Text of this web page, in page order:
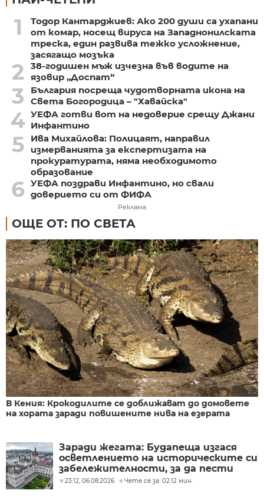
1
Тодор Кантарджиев: Ако 200 души са ухапани
от комар, носещ вируса на Западнонилската
треска, един развива тежко усложнение,
засягащо мозъка
2
38-годишен мъж изчезна във водите на
язовир „Доспат“
3
България посреща чудотворната икона на
Света Богородица – "Хавайска"
4 УЕФА готви вот на недоверие срещу Джани
Инфантино
5
Ива Михайлова: Полицаят, направил
измерванията за експертизата на
прокуратурата, няма необходимото
образование
6 УЕФА поздрави Инфантино, но свали
доверието си от ФИФА
Реклама
ОЩЕ ОТ: ПО СВЕТА
В Кения: Крокодилите се доближават до домовете
на хората заради повишените нива на езерата
Заради жегата: Будапеща изгася
осветлението на историческите си
забележителности, за да пести
енергия
23:12, 06.08.2026 Чете се за: 02:12 мин.